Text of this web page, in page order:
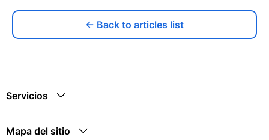
← Back to articles list
Servicios
Mapa del sitio